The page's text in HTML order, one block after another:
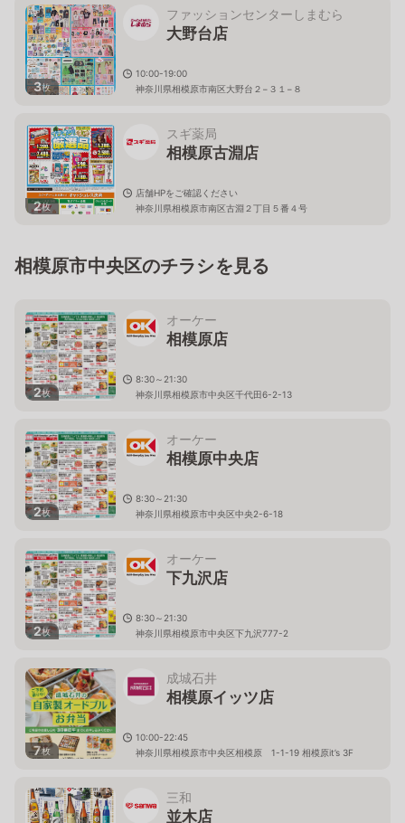
3枚
ファッションセンターしまむら
大野台店
10:00-19:00
神奈川県相模原市南区大野台２−３１−８
2枚
スギ薬局
相模原古淵店
店舗HPをご確認ください
神奈川県相模原市南区古淵２丁目５番４号
相模原市中央区のチラシを見る
2枚
オーケー
相模原店
8:30～21:30
神奈川県相模原市中央区千代田6-2-13
2枚
オーケー
相模原中央店
8:30～21:30
神奈川県相模原市中央区中央2-6-18
2枚
オーケー
下九沢店
8:30～21:30
神奈川県相模原市中央区下九沢777-2
7枚
成城石井
相模原イッツ店
10:00-22:45
神奈川県相模原市中央区相模原 1-1-19 相模原it’s 3F
三和
並木店